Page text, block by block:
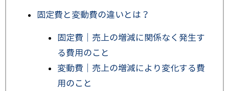
固定費と変動費の違いとは？
固定費｜売上の増減に関係なく発生す
る費用のこと
変動費｜売上の増減により変化する費
用のこと